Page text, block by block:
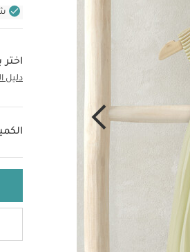
دليل
0-3 Months